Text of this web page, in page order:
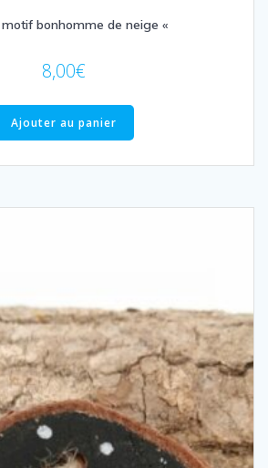
motif bonhomme de neige «
8,00€
Ajouter au panier